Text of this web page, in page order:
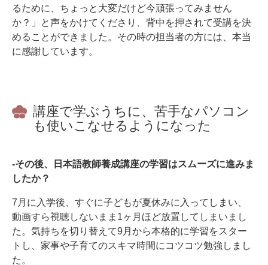
るために、ちょっと大変だけど今頑張ってみません
か？」と声をかけてくださり、背中を押されて受講を決
めることができました。その時の担当者の方には、本当
に感謝しています。
講座で学ぶうちに、苦手なパソコン
も使いこなせるようになった
-その後、日本語教師養成講座の学習はスムーズに進みま
したか？
7月に入学後、すぐに子どもが夏休みに入ってしまい、
動画すら視聴しないまま1ヶ月ほど放置してしまいまし
た。気持ちを切り替えて9月から本格的に学習をスター
トし、家事や子育てのスキマ時間にコツコツ勉強しまし
た。